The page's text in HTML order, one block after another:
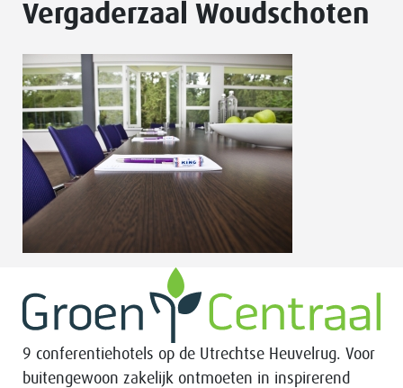
Vergaderzaal Woudschoten
9 conferentiehotels op de Utrechtse Heuvelrug. Voor
buitengewoon zakelijk ontmoeten in inspirerend